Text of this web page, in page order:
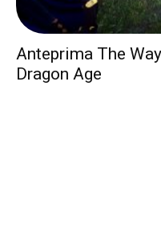
Anteprima The
Dragon Age